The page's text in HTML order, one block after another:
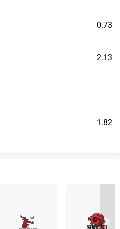
0.73
2.13
1.82